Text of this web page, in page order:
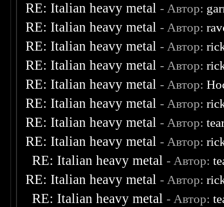
RE: Italian heavy metal - Автор:
RE: Italian heavy metal - Автор:
RE: Italian heavy metal - Автор:
RE: Italian heavy metal - Автор:
RE: Italian heavy metal - Автор:
RE: Italian heavy metal - Автор:
RE: Italian heavy metal - Автор:
RE: Italian heavy metal - Автор:
RE: Italian heavy metal - Автор:
RE: Italian heavy metal - Автор:
RE: Italian heavy metal - Автор: